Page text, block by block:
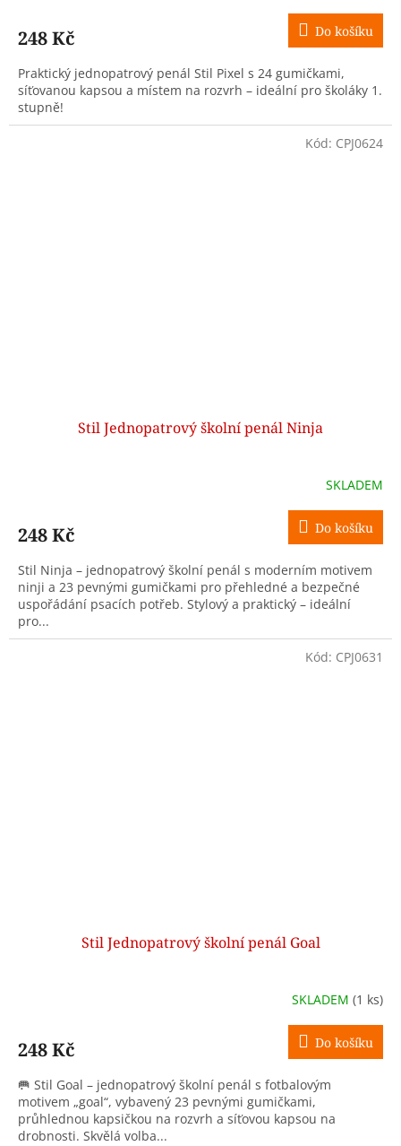
248 Kč Do košíku
Praktický jednopatrový penál Stil Pixel s 24 gumičkami,
síťovanou kapsou a místem na rozvrh – ideální pro školáky 1.
stupně!
Stil Jednopatrový školní penál Ninja
SKLADEM
248 Kč Do košíku
Stil Ninja – jednopatrový školní penál s moderním motivem
ninji a 23 pevnými gumičkami pro přehledné a bezpečné
uspořádání psacích potřeb. Stylový a praktický – ideální
pro...
Kód: CPJ0624
Stil Jednopatrový školní penál Goal
SKLADEM (1 ks)
248 Kč Do košíku
🥅 Stil Goal – jednopatrový školní penál s fotbalovým
motivem „goal“, vybavený 23 pevnými gumičkami,
průhlednou kapsičkou na rozvrh a síťovou kapsou na
drobnosti. Skvělá volba...
Kód: CPJ0631